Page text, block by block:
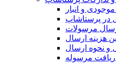
و انبار
در پرستاشاپ
مرسولات
هزینه ارسال
و نحوه ارسال
مرسوله